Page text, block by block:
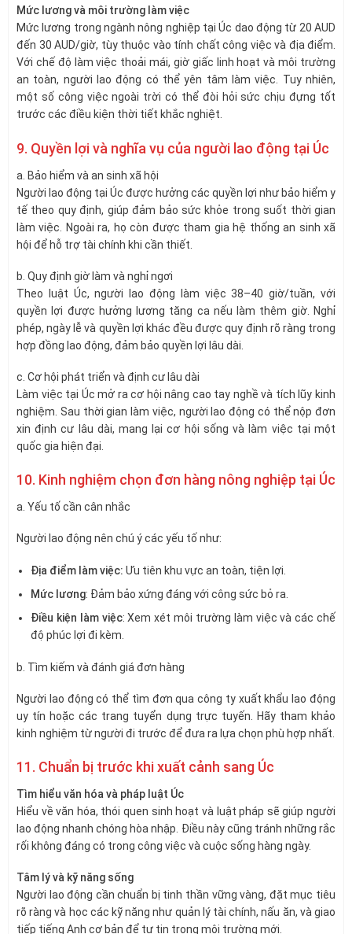
Mức lương và môi trường làm việc
Mức lương trong ngành nông nghiệp tại Úc dao động từ 20 AUD
đến 30 AUD/giờ, tùy thuộc vào tính chất công việc và địa điểm.
Với chế độ làm việc thoải mái, giờ giấc linh hoạt và môi trường
an toàn, người lao động có thể yên tâm làm việc. Tuy nhiên,
một số công việc ngoài trời có thể đòi hỏi sức chịu đựng tốt
trước các điều kiện thời tiết khắc nghiệt.
9. Quyền lợi và nghĩa vụ của người lao động tại Úc
a. Bảo hiểm và an sinh xã hội
Người lao động tại Úc được hưởng các quyền lợi như bảo hiểm y
tế theo quy định, giúp đảm bảo sức khỏe trong suốt thời gian
làm việc. Ngoài ra, họ còn được tham gia hệ thống an sinh xã
hội để hỗ trợ tài chính khi cần thiết.
b. Quy định giờ làm và nghỉ ngơi
Theo luật Úc, người lao động làm việc 38–40 giờ/tuần, với
quyền lợi được hưởng lương tăng ca nếu làm thêm giờ. Nghỉ
phép, ngày lễ và quyền lợi khác đều được quy định rõ ràng trong
hợp đồng lao động, đảm bảo quyền lợi lâu dài.
c. Cơ hội phát triển và định cư lâu dài
Làm việc tại Úc mở ra cơ hội nâng cao tay nghề và tích lũy kinh
nghiệm. Sau thời gian làm việc, người lao động có thể nộp đơn
xin định cư lâu dài, mang lại cơ hội sống và làm việc tại một
quốc gia hiện đại.
10. Kinh nghiệm chọn đơn hàng nông nghiệp tại Úc
a. Yếu tố cần cân nhắc
Người lao động nên chú ý các yếu tố như:
Địa điểm làm việc: Ưu tiên khu vực an toàn, tiện lợi.
Mức lương: Đảm bảo xứng đáng với công sức bỏ ra.
Điều kiện làm việc: Xem xét môi trường làm việc và các chế
độ phúc lợi đi kèm.
b. Tìm kiếm và đánh giá đơn hàng
Người lao động có thể tìm đơn qua công ty xuất khẩu lao động
uy tín hoặc các trang tuyển dụng trực tuyến. Hãy tham khảo
kinh nghiệm từ người đi trước để đưa ra lựa chọn phù hợp nhất.
11. Chuẩn bị trước khi xuất cảnh sang Úc
Tìm hiểu văn hóa và pháp luật Úc
Hiểu về văn hóa, thói quen sinh hoạt và luật pháp sẽ giúp người
lao động nhanh chóng hòa nhập. Điều này cũng tránh những rắc
rối không đáng có trong công việc và cuộc sống hàng ngày.
Tâm lý và kỹ năng sống
Người lao động cần chuẩn bị tinh thần vững vàng, đặt mục tiêu
rõ ràng và học các kỹ năng như quản lý tài chính, nấu ăn, và giao
tiếp tiếng Anh cơ bản để tự tin trong môi trường mới.